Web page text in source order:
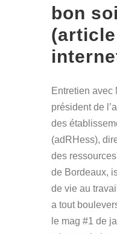
bon
Entretien avec
président de
des
(adRHess),
des
de Bordeaux,
de vie au
a tout
le mag #1 de